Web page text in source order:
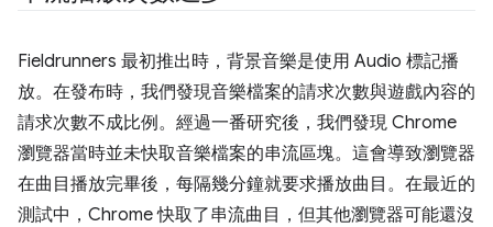
Fieldrunners 最初推出時，背景音樂是使用 Audio 標記播
放。在發布時，我們發現音樂檔案的請求次數與遊戲內容的
請求次數不成比例。經過一番研究後，我們發現 Chrome
瀏覽器當時並未快取音樂檔案的串流區塊。這會導致瀏覽器
在曲目播放完畢後，每隔幾分鐘就要求播放曲目。在最近的
測試中，Chrome 快取了串流曲目，但其他瀏覽器可能還沒